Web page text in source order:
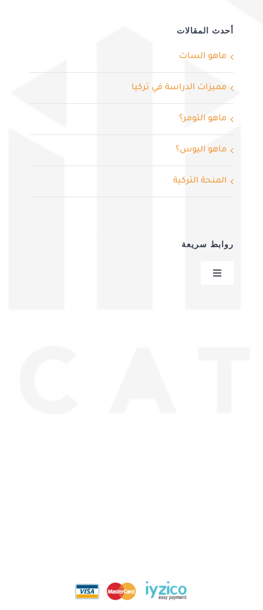
أحدث المقالات
ماهو السات
مميزات الدراسة في تركيا
ماهو التومر؟
ماهو اليوس؟
المنحة التركية
روابط سريعة
Toggle